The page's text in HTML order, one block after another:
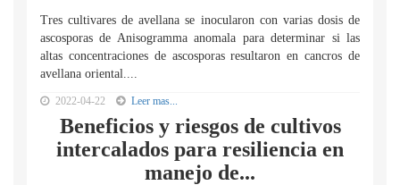
Tres cultivares de avellana se inocularon con varias dosis de
ascosporas de Anisogramma anomala para determinar si las
altas concentraciones de ascosporas resultaron en cancros de
avellana oriental....
2022-04-22 Leer mas...
Beneficios y riesgos de cultivos
intercalados para resiliencia en
manejo de...